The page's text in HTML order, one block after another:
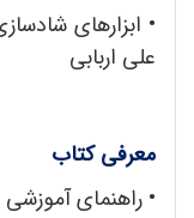
• ابزارهای
علی اربابی
معرفی کتاب
• راهنمای